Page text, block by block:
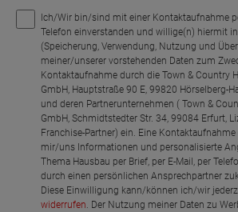
Ich/Wir bin/sind mit einer Kontaktaufnahme
Telefon einverstanden und willige(n) hiermit
(Speicherung, Verwendung, Nutzung und
meiner/unserer vorstehenden Daten zum
Kontaktaufnahme durch die Town & Country
GmbH, Hauptstraße 90 E, 99820 Hörselberg-
und deren Partnerunternehmen ( Town &
GmbH, Schmidtstedter Str. 34, 99084 Erfurt,
Franchise-Partner) ein. Eine
mir/uns Informationen und personalisierte
Thema Hausbau per Brief, per E-Mail, per
durch einen persönlichen Ansprechpartner
Diese Einwilligung kann/können ich/wir
widerrufen . Der Nutzung meiner Daten zu